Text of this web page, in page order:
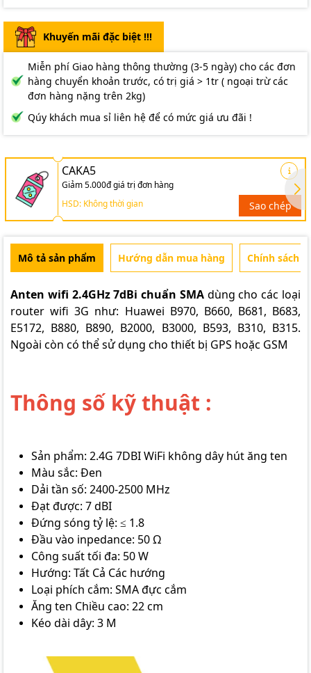
Khuyến mãi đặc biệt !!!
Miễn phí Giao hàng thông thường (3-5 ngày) cho các đơn
hàng chuyển khoản trước, có trị giá > 1tr ( ngoại trừ các
đơn hàng nặng trên 2kg)
Qúy khách mua sỉ liên hệ để có mức giá ưu đãi !
CAKA5
Giảm 5.000đ giá trị đơn hàng
HSD: Không thời gian
Sao chép
Mô tả sản phẩm Hướng dẫn mua hàng Chính sách
Anten wifi 2.4GHz 7dBi chuẩn SMAdùng cho các loại
router wifi 3G như: Huawei B970, B660, B681, B683,
E5172, B880, B890, B2000, B3000, B593, B310, B315.
Ngoài còn có thể sử dụng cho thiết bị GPS hoặc GSM
Thông số kỹ thuật :
Sản phẩm: 2.4G 7DBI WiFi không dây hút ăng ten
Màu sắc: Đen
Dải tần số: 2400-2500 MHz
Đạt được: 7 dBI
Đứng sóng tỷ lệ: ≤ 1.8
Đầu vào inpedance: 50 Ω
Công suất tối đa: 50 W
Hướng: Tất Cả Các hướng
Loại phích cắm: SMA đực cắm
Ăng ten Chiều cao: 22 cm
Kéo dài dây: 3 M